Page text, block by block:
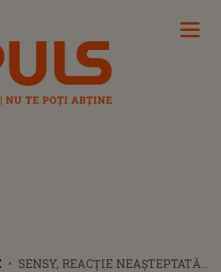
SENSY, REACȚIE NEAȘTEPTATĂ!